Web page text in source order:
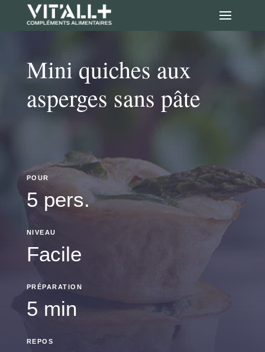
Mini quiches aux
asperges sans pâte
POUR
5 pers.
NIVEAU
Facile
PRÉPARATION
5 min
REPOS